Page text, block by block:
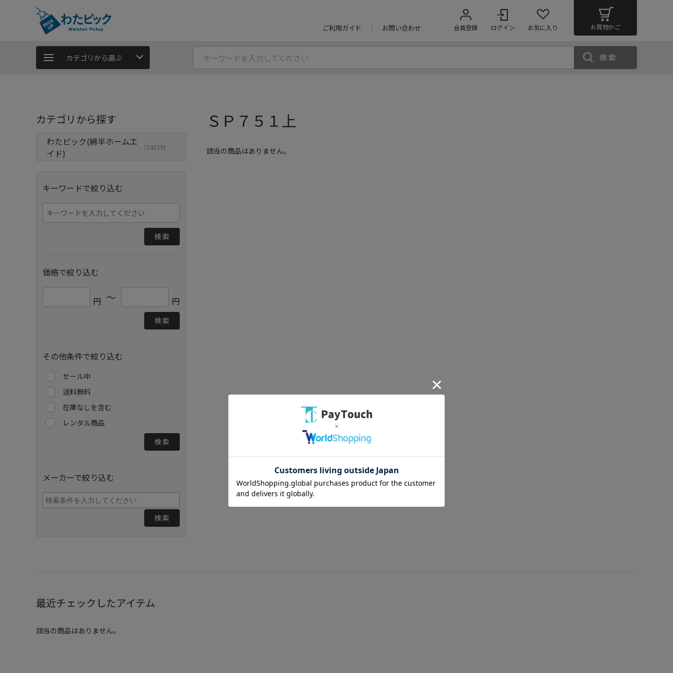
ご利用ガイド お問い合わせ 会員登録 ログイン お気に入り お買物かご
カテゴリから選ぶ 検索
カテゴリから探す
わたピック(綿半ホームエ
イド)
(24529)
キーワードで絞り込む
検索
価格で絞り込む
円 ～ 円
検索
その他条件で絞り込む
セール中
送料無料
在庫なしを含む
レンタル商品
検索
メーカーで絞り込む
検索
ＳＰ７５１上
該当の商品はありません。
最近チェックしたアイテム
該当の商品はありません。